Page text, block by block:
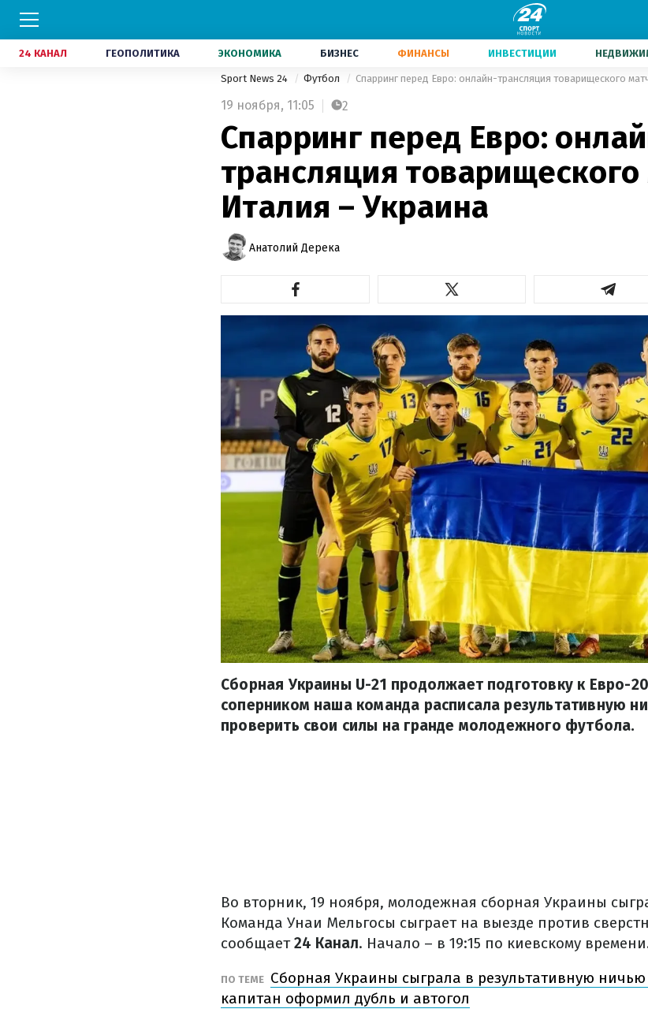
24 КАНАЛ ГЕОПОЛИТИКА ЭКОНОМИКА БИЗНЕС ФИНАНСЫ ИНВЕСТИЦИИ
Sport News 24 Футбол Спарринг перед Евро: онлайн-трансляция товарищеского
19 ноября, 11:05 2
Спарринг перед Евро:
трансляция товарищеского
Италия – Украина
Анатолий Дерека
Сборная Украины U-21 продолжает подготовку к Евро-
соперником наша команда расписала результативную
проверить свои силы на гранде молодежного футбола.
Во вторник, 19 ноября, молодежная сборная Украины
Команда Унаи Мельгосы сыграет на выезде против
сообщает24 Канал. Начало – в 19:15 по киевскому
ПО ТЕМЕ Сборная Украины сыграла в результативную
капитан оформил дубль и автогол